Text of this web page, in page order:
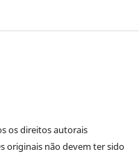
os direitos autorais
originais não devem ter sido